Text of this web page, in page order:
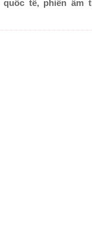
quốc tế, phiên âm